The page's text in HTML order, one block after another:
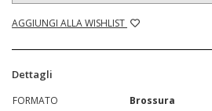
AGGIUNGI ALLA WISHLIST
Dettagli
FORMATO
Brossura